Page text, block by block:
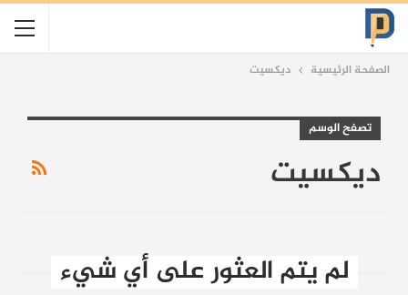
الصفحة الرئيسية ديكسيت
تصفح الوسم
ديكسيت
لم يتم العثور على أي شيء